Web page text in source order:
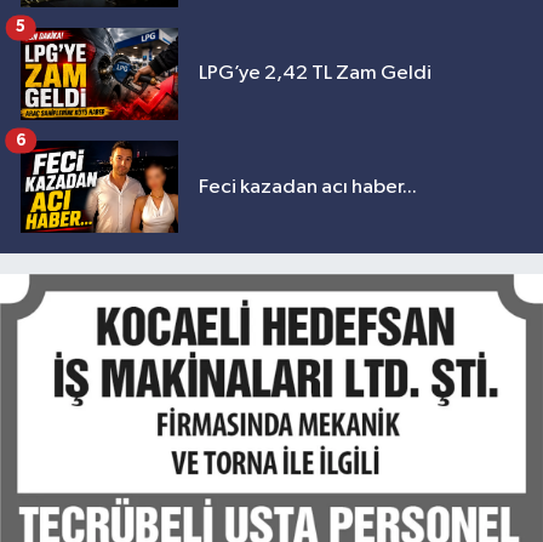
LPG’ye 2,42 TL Zam Geldi
5
Feci kazadan acı haber...
6